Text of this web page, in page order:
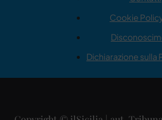
Cookie
Dichiarazione sulla